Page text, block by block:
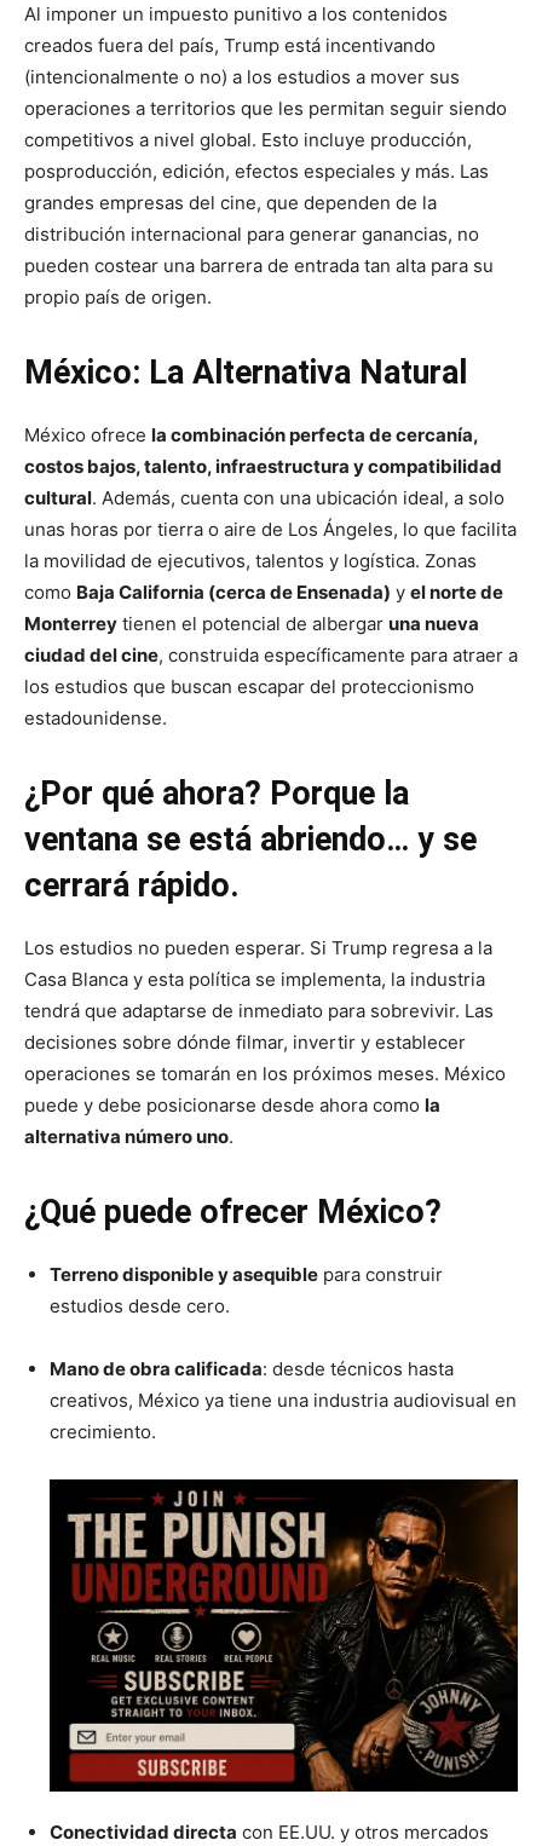
Al imponer un impuesto punitivo a los contenidos
creados fuera del país, Trump está incentivando
(intencionalmente o no) a los estudios a mover sus
operaciones a territorios que les permitan seguir siendo
competitivos a nivel global. Esto incluye producción,
posproducción, edición, efectos especiales y más. Las
grandes empresas del cine, que dependen de la
distribución internacional para generar ganancias, no
pueden costear una barrera de entrada tan alta para su
propio país de origen.
México: La Alternativa Natural
México ofrece la combinación perfecta de cercanía,
costos bajos, talento, infraestructura y compatibilidad
cultural. Además, cuenta con una ubicación ideal, a solo
unas horas por tierra o aire de Los Ángeles, lo que facilita
la movilidad de ejecutivos, talentos y logística. Zonas
como Baja California (cerca de Ensenada) y el norte de
Monterrey tienen el potencial de albergar una nueva
ciudad del cine, construida específicamente para atraer a
los estudios que buscan escapar del proteccionismo
estadounidense.
¿Por qué ahora? Porque la
ventana se está abriendo… y se
cerrará rápido.
Los estudios no pueden esperar. Si Trump regresa a la
Casa Blanca y esta política se implementa, la industria
tendrá que adaptarse de inmediato para sobrevivir. Las
decisiones sobre dónde filmar, invertir y establecer
operaciones se tomarán en los próximos meses. México
puede y debe posicionarse desde ahora como la
alternativa número uno.
¿Qué puede ofrecer México?
Terreno disponible y asequible para construir
estudios desde cero.
Mano de obra calificada: desde técnicos hasta
creativos, México ya tiene una industria audiovisual en
crecimiento.
Conectividad directa con EE.UU. y otros mercados